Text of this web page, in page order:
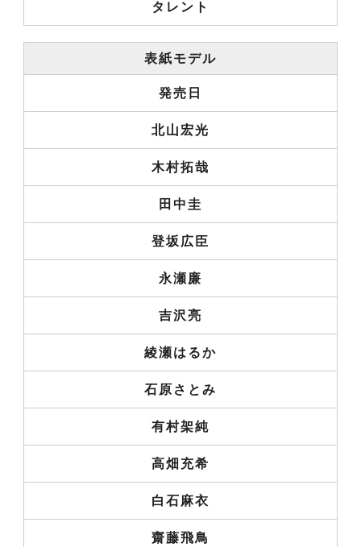
タレント
表紙モデル
発売日
北山宏光
木村拓哉
田中圭
登坂広臣
永瀬廉
吉沢亮
綾瀬はるか
石原さとみ
有村架純
高畑充希
白石麻衣
齋藤飛鳥